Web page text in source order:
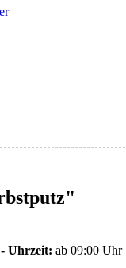
- Uhrzeit: ab 09:00 Uhr